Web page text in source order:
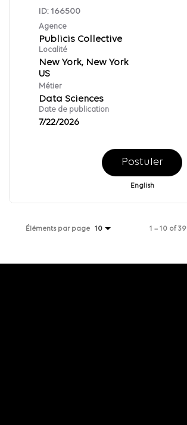
ID: 166500
Agence
Publicis Collective
Localité
New York, New York
Métier
Data Sciences
Date de publication
7/22/2026
Postuler
English
Éléments par page 10 1 – 10 of 39